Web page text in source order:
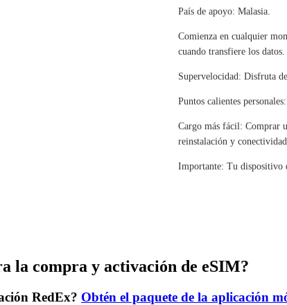
País de apoyo: Malasia.
Comienza en cualquier
cuando transfiere los datos.
Supervelocidad: Disfruta
Puntos calientes
Cargo más fácil: Comprar
reinstalación y
Importante: Tu dispositivo
la compra y activación de eSIM?
RedEx? Obtén el paquete de la aplicación